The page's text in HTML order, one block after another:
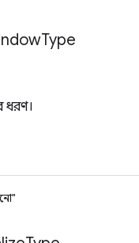
Type
ধরণ।